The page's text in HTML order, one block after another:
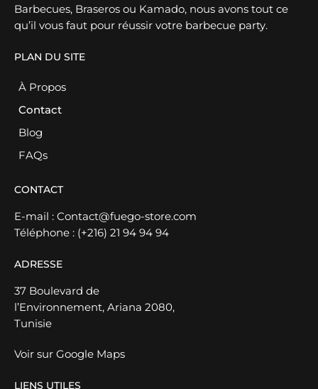
Barbecues, Braseros ou Kamado, nous avons tout ce
qu’il vous faut pour réussir votre barbecue party.
PLAN DU SITE
À Propos
Contact
Blog
FAQs
CONTACT
E-mail : Contact@fuego-store.com
Téléphone : (+216) 21 94 94 94
ADRESSE
37 Boulevard de
l’Environnement, Ariana 2080,
Tunisie
Voir sur Google Maps
LIENS UTILES